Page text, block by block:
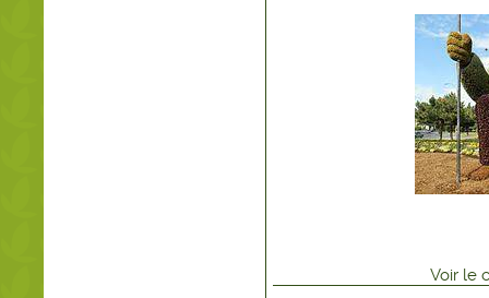
Voir le